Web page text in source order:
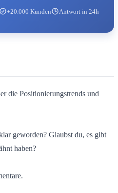
+20.000 Kunden Antwort in 24h
die Positionierungstrends und
geworden? Glaubst du, es gibt
haben?